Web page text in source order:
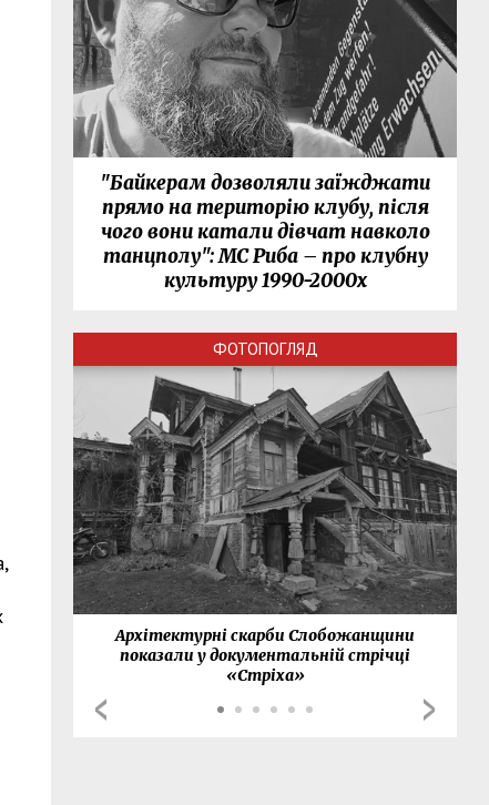
"Байкерам дозволяли заїжджати
прямо на територію клубу, після
чого вони катали дівчат навколо
танцполу": МС Риба – про клубну
культуру 1990-2000х
ФОТОПОГЛЯД
Архітектурні скарби Слобожанщини
показали у документальній стрічці
«Стріха»